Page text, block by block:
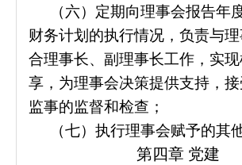
（六）定期向理事会报告年
财务计划的执行情况，负责与
合理事长、副理事长工作，实
享，为理事会决策提供支持，
监事的监督和检查；
（七）执行理事会赋予的其
第四章 党建